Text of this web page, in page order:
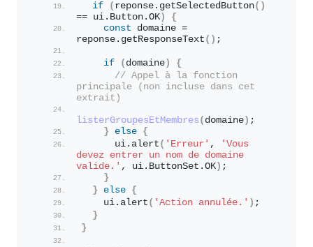
if ( reponse. getSelectedButton( )
== ui. Button . OK )
{
const domaine =
reponse. getResponseText ( ) ;
if ( domaine )
{
// Appel à la fonction
principale (non incluse dans cet
extrait)
listerGroupesEtMembres ( domaine ) ;
}
else {
      ui.
alert ( 'Erreur' ,
'Vous
devez entrer un nom de domaine
valide.' , ui. ButtonSet . OK ) ;
}
}
else {
    ui.
alert ( 'Action annulée.' ) ;
}
}